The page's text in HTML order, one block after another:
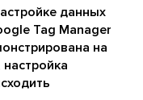
данных
Tag Manager
на
настройка